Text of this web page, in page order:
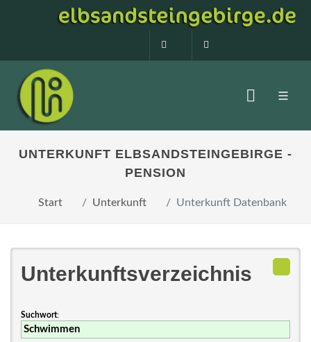
0160 99873408
UNTERKUNFT ELBSANDSTEINGEBIRGE -
PENSION
Start Unterkunft Unterkunft Datenbank
Unterkunftsverzeichnis
Suchwort: